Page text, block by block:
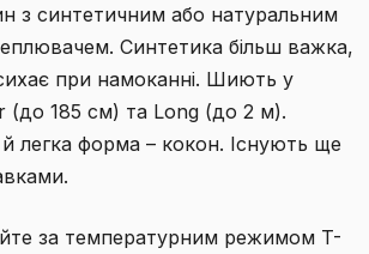
з синтетичним або натуральним
Синтетика більш важка,
при намоканні. Шиють у
(до 185 см) та Long (до 2 м).
легка форма – кокон. Існують ще
за температурним режимом T-